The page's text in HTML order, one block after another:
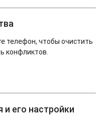
телефон, чтобы очистить
конфликтов.
и его настройки